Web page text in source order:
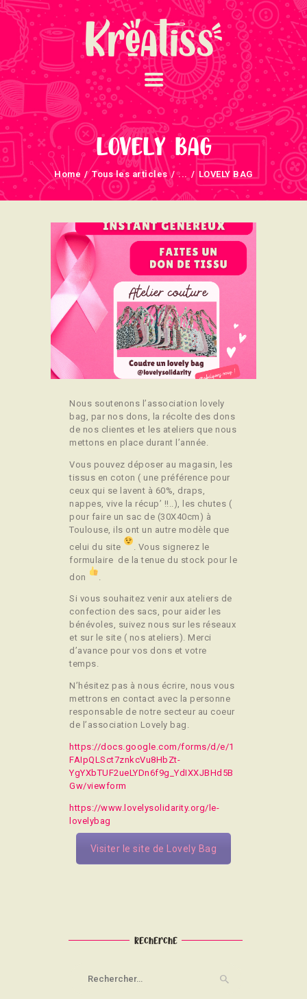
LOVELY BAG
Home Tous les articles ... LOVELY BAG
ACCUEIL
NOS UNIVERS
ARRIVAGES
ATELIERS ET
ÉVÈNEMENTS
INFOS ÉVÈNEMENTS
NEWSLETTERS
TUTORIELS
NOUS SOUTENONS
CONTACT
Nous soutenons l’association lovely
bag, par nos dons, la récolte des dons
de nos clientes et les ateliers que nous
mettons en place durant l’année.
Vous pouvez déposer au magasin, les
tissus en coton ( une préférence pour
ceux qui se lavent à 60%, draps,
nappes, vive la récup’ !!..), les chutes (
pour faire un sac de (30X40cm) à
Toulouse, ils ont un autre modèle que
celui du site
. Vous signerez le
formulaire de la tenue du stock pour le
don
Si vous souhaitez venir aux ateliers de
confection des sacs, pour aider les
bénévoles, suivez nous sur les réseaux
et sur le site ( nos ateliers). Merci
d’avance pour vos dons et votre
temps.
N’hésitez pas à nous écrire, nous vous
mettrons en contact avec la personne
responsable de notre secteur au coeur
de l’association Lovely bag.
https://docs.google.com/forms/d/e/1
FAIpQLSct7znkcVu8HbZt-
YgYXbTUF2ueLYDn6f9g_YdIXXJBHd5B
Gw/viewform
https://www.lovelysolidarity.org/le-
lovelybag
Visiter le site de Lovely Bag
Recherche